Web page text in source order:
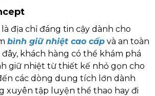
địa chỉ đáng tin cậy dành cho
bình giữ nhiệt cao cấp và an toàn
đây, khách hàng có thể khám phá
giữ nhiệt từ thiết kế nhỏ gọn cho
các dòng dung tích lớn dành
xuyên tập luyện thể thao hay đi